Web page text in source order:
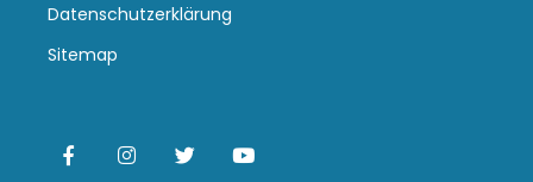
Datenschutzerklärung
Sitemap